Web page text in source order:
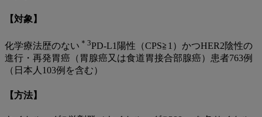
【対象】
化学療法歴のない ＊3PD-L1陽性（CPS≧1）かつHER2陰性の
進行・再発胃癌（胃腺癌又は食道胃接合部腺癌）患者763例
（日本人103例を含む）
【方法】